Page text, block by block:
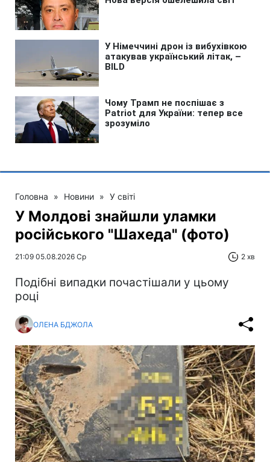
Головна » Новини » У світі
У Молдові знайшли уламки
російського "Шахеда" (фото)
21:09 05.08.2026 Ср 2 хв
Подібні випадки почастішали у цьому
році
ОЛЕНА БДЖОЛА